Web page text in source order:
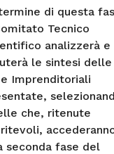
di questa
Tecnico
analizzerà e
le sintesi delle
Imprenditoriali
che, ritenute
seconda fase del